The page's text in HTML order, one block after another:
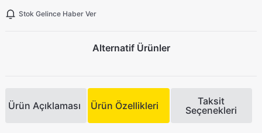
Stok Gelince Haber Ver
Alternatif Ürünler
Ürün Açıklaması Ürün Özellikleri
Taksit
Seçenekleri